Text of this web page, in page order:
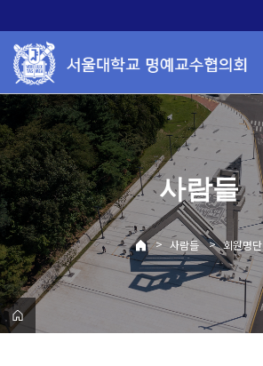
로
메
뉴
사람들
> 사람들 > 회원명단